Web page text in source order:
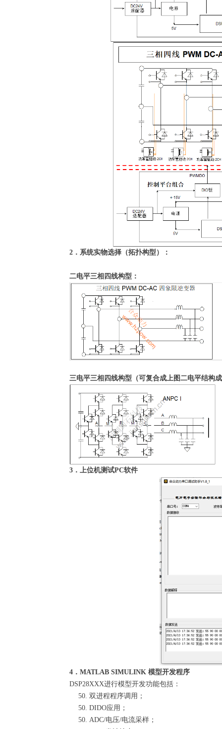
2 ．系统实物选择（拓扑构型）：
二电平三相四线构型：
三电平三相四线构型（可复合成上图二电平结构
3 ．上位机测试PC软件
4 ．MATLAB SIMULINK 模型开发程序
DSP28XXX进行模型开发功能包括：
双进程程序调用；
DIDO应用；
ADC/电压/电流采样；